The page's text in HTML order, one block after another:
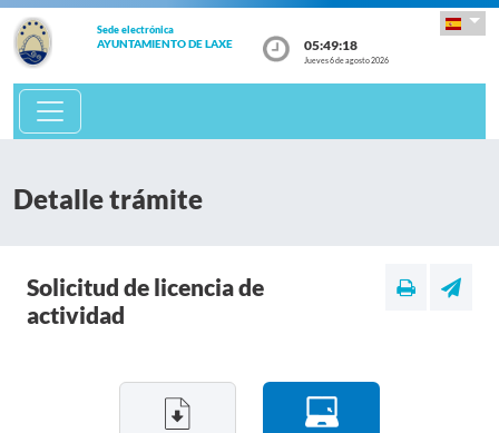
Sede electrónica
AYUNTAMIENTO DE LAXE 05:49:19
Jueves 6 de agosto 2026
Detalle trámite
Solicitud de licencia de
actividad